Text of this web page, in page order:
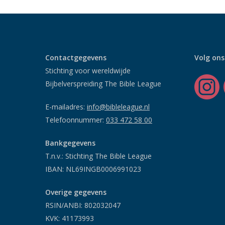
Contactgegevens
Stichting voor wereldwijde
Bijbelverspreiding The Bible League
E-mailadres: info@bibleleague.nl
Telefoonnummer: 033 472 58 00
Bankgegevens
T.n.v.: Stichting The Bible League
IBAN: NL69INGB0006991023
Overige gegevens
RSIN/ANBI: 802032047
KVK: 41173993
Volg